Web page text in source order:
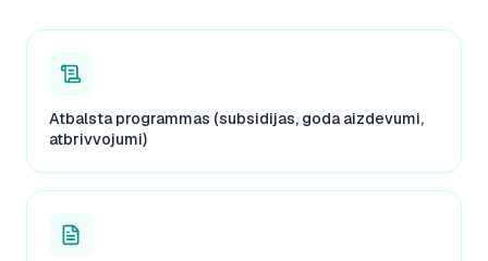
Atbalsta programmas (subsidijas, goda aizdevumi,
atbrivvojumi)